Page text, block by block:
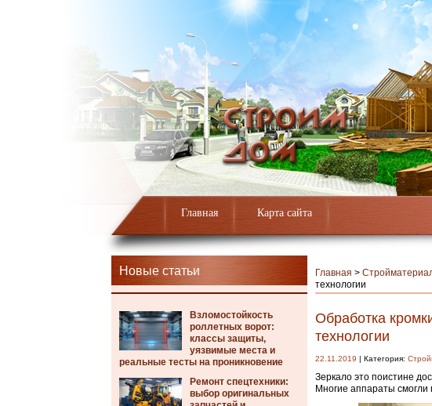
Главная Карта сайта
Новые статьи
Взломостойкость
роллетных ворот:
классы защиты,
уязвимые места и
реальные тесты на проникновение
Ремонт спецтехники:
выбор оригинальных
Главная >
технологии
Обработка
технологии
22.11.2019 | Категория:
Зеркало это поистине
Многие аппараты смогли